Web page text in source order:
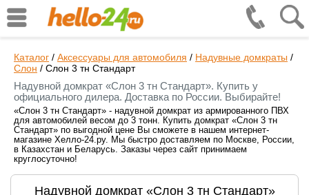
Каталог / Аксессуары для автомобиля / Надувные домкраты /
Слон / Слон 3 тн Стандарт
Надувной домкрат «Слон 3 тн Стандарт». Купить у
официального дилера. Доставка по России. Выбирайте!
«Слон 3 тн Стандарт» - надувной домкрат из армированного ПВХ
для автомобилей весом до 3 тонн. Купить домкрат «Слон 3 тн
Стандарт» по выгодной цене Вы сможете в нашем интернет-
магазине Хелло-24.ру. Мы быстро доставляем по Москве, России,
в Казахстан и Беларусь. Заказы через сайт принимаем
круглосуточно!
Надувной домкрат «Слон 3 тн Стандарт»